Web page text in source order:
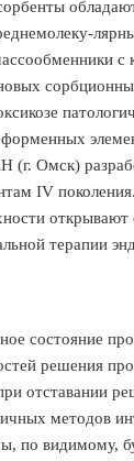
Омск)
IV
терапии
состояние
решения
отставании
методов
по видимому,